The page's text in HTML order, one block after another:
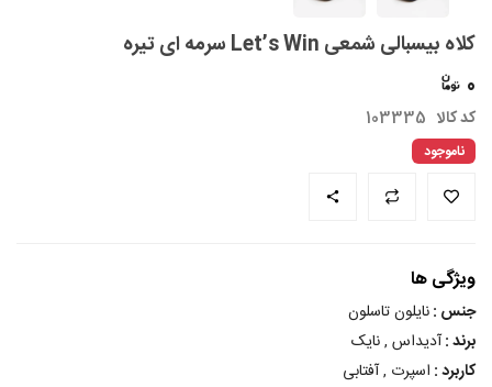
کلاه بیسبالی شمعی Let’s Win سرمه ای تیره
0
کد کالا 103335
ناموجود
ویژگی ها
جنس :نایلون تاسلون
برند :آدیداس , نایک
کاربرد : اسپرت , آفتابی